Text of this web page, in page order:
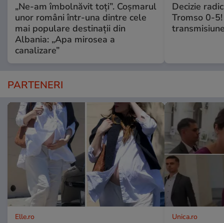
„Ne-am îmbolnăvit toți”. Coșmarul
unor români într-una dintre cele
mai populare destinații din
Albania: „Apa mirosea a
canalizare”
Decizie
Tromso 0-
PARTENERI
Elle.ro Unica.ro